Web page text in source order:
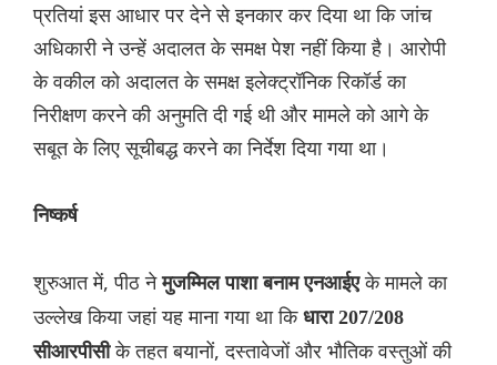
प्रतियां इस आधार पर देने से इनकार कर दिया था कि जांच
अधिकारी ने उन्हें अदालत के समक्ष पेश नहीं किया है। आरोपी
के वकील को अदालत के समक्ष इलेक्ट्रॉनिक रिकॉर्ड का
निरीक्षण करने की अनुमति दी गई थी और मामले को आगे के
सबूत के लिए सूचीबद्ध करने का निर्देश दिया गया था।
निष्कर्ष
शुरुआत में, पीठ नेमुजम्मिल पाशा बनाम एनआईएके मामले का
उल्लेख किया जहां यह माना गया था कि धारा 207/208
सीआरपीसीके तहत बयानों, दस्तावेजों और भौतिक वस्तुओं की